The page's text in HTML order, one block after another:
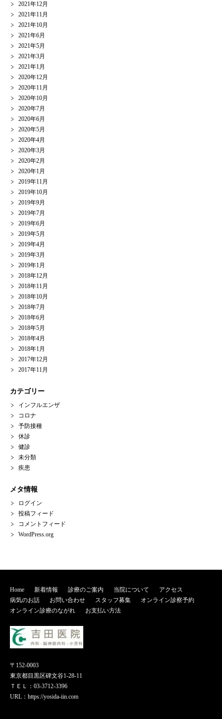
2021年12月
2021年11月
2021年10月
2021年6月
2021年5月
2021年3月
2021年1月
2020年12月
2020年11月
2020年10月
2020年7月
2020年6月
2020年5月
2020年4月
2020年3月
2020年2月
2020年1月
2019年11月
2019年10月
2019年9月
2019年7月
2019年6月
2019年5月
2019年4月
2019年3月
2019年1月
2018年12月
2018年11月
2018年10月
2018年7月
2018年6月
2018年5月
2018年4月
2018年1月
2017年12月
2017年11月
カテゴリー
インフルエンザ
コロナ
予防接種
休診
健診
未分類
疾患
メタ情報
ログイン
投稿フィード
コメントフィード
WordPress.org
Home 新着情報 診療のご案内 当院について
アクセス
病気のお話
お問い合わせ スタッフ募集
オンライン診察予約
オンライン診療のながれ
お支払い方法
〒152-0003
東京都目黒区碑文谷1-28-11
ＴＥＬ：03-3712-3396
URL： https://yosida-iin.com